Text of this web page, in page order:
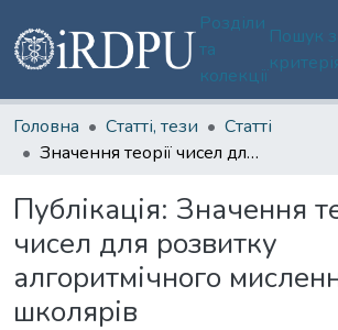
Розділи
та
колекції
Пошук
Головна Статті, тези
Статті
Значення теорії чисел для розвитку алгоритмічного мислення школярів
Публікація: Значення
чисел для розвитку
алгоритмічного
школярів